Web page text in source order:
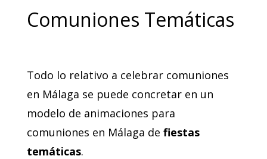
Comuniones Temáticas
Todo lo relativo a celebrar comuniones
en Málaga se puede concretar en un
modelo de animaciones para
comuniones en Málaga de fiestas
temáticas.